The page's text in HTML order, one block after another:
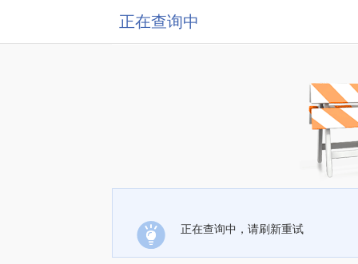
正在查询中
正在查询中，请刷新重试